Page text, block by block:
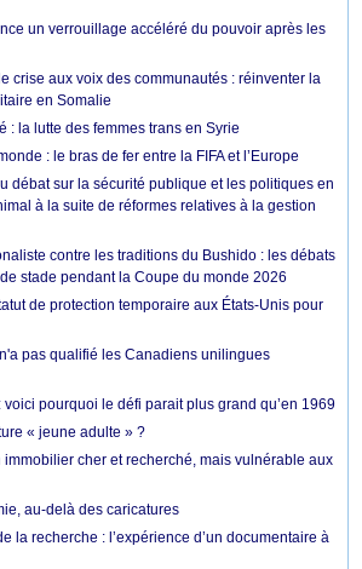
un verrouillage accéléré du pouvoir après les
crise aux voix des communautés : réinventer la
en Somalie
: la lutte des femmes trans en Syrie
: le bras de fer entre la FIFA et l’Europe
débat sur la sécurité publique et les politiques en
à la suite de réformes relatives à la gestion
contre les traditions du Bushido : les débats
stade pendant la Coupe du monde 2026
de protection temporaire aux États-Unis pour
pas qualifié les Canadiens unilingues
pourquoi le défi parait plus grand qu’en 1969
« jeune adulte » ?
immobilier cher et recherché, mais vulnérable aux
au-delà des caricatures
la recherche : l’expérience d’un documentaire à